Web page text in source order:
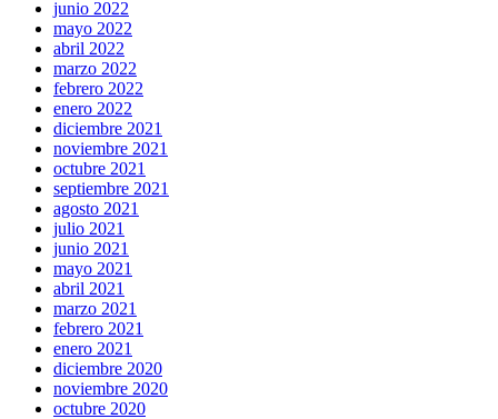
junio 2022
mayo 2022
abril 2022
marzo 2022
febrero 2022
enero 2022
diciembre 2021
noviembre 2021
octubre 2021
septiembre 2021
agosto 2021
julio 2021
junio 2021
mayo 2021
abril 2021
marzo 2021
febrero 2021
enero 2021
diciembre 2020
noviembre 2020
octubre 2020